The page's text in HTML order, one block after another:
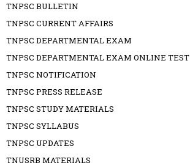
TNPSC BULLETIN
TNPSC CURRENT AFFAIRS
TNPSC DEPARTMENTAL EXAM
TNPSC DEPARTMENTAL EXAM ONLINE TEST
TNPSC NOTIFICATION
TNPSC PRESS RELEASE
TNPSC STUDY MATERIALS
TNPSC SYLLABUS
TNPSC UPDATES
TNUSRB MATERIALS